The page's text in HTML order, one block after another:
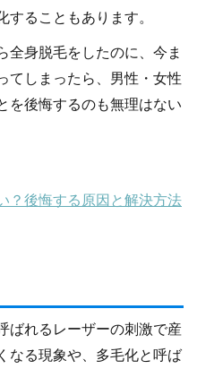
することもあります。
全身脱毛をしたのに、今ま
てしまったら、男性・女性
を後悔するのも無理はない
？後悔する原因と解決方法
ばれるレーザーの刺激で産
なる現象や、多毛化と呼ば